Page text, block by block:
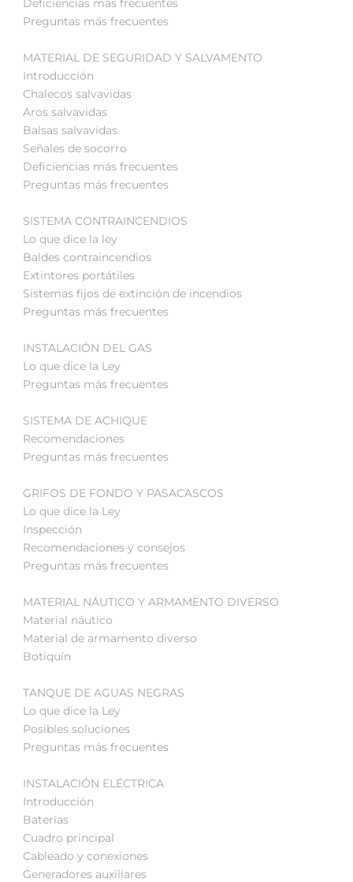
Deficiencias más frecuentes
Preguntas más frecuentes
MATERIAL DE SEGURIDAD Y SALVAMENTO
Introducción
Chalecos salvavidas
Aros salvavidas
Balsas salvavidas
Señales de socorro
Deficiencias más frecuentes
Preguntas más frecuentes
SISTEMA CONTRAINCENDIOS
Lo que dice la ley
Baldes contraincendios
Extintores portátiles
Sistemas fijos de extinción de incendios
Preguntas más frecuentes
INSTALACIÓN DEL GAS
Lo que dice la Ley
Preguntas más frecuentes
SISTEMA DE ACHIQUE
Recomendaciones
Preguntas más frecuentes
GRIFOS DE FONDO Y PASACASCOS
Lo que dice la Ley
Inspección
Recomendaciones y consejos
Preguntas más frecuentes
MATERIAL NÁUTICO Y ARMAMENTO DIVERSO
Material náutico
Material de armamento diverso
Botiquín
TANQUE DE AGUAS NEGRAS
Lo que dice la Ley
Posibles soluciones
Preguntas más frecuentes
INSTALACIÓN ELÉCTRICA
Introducción
Baterías
Cuadro principal
Cableado y conexiones
Generadores auxiliares